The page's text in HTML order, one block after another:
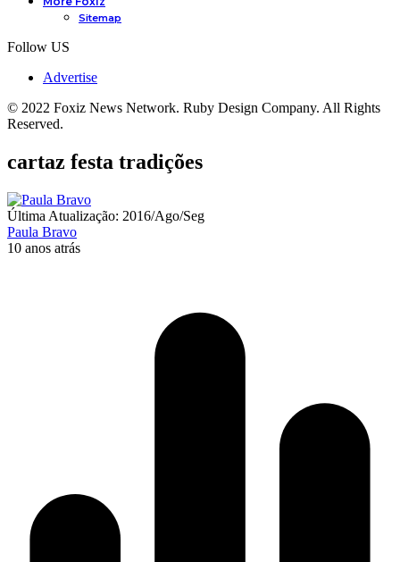
Sitemap
Follow US
Advertise
© 2022 Foxiz News Network. Ruby Design Company. All Rights
Reserved.
cartaz festa tradições
Última Atualização: 2016/Ago/Seg
Paula Bravo
10 anos atrás